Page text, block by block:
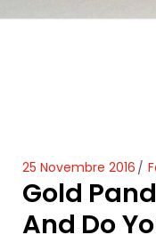
25 Novembre 2016
Gold
And Do